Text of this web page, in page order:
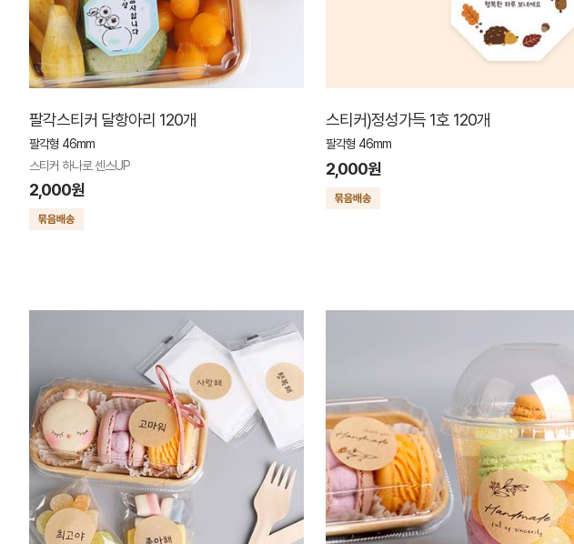
팔각스티커 달항아리 120개
팔각형 46mm
스티커 하나로 센스UP
2,000원
스티커)정성가득 1호 120개
팔각형 46mm
2,000원